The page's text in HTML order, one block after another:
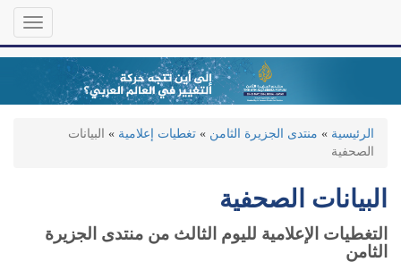
المحتوى
Toggle
الرئيسية » منتدى الجزيرة الثامن » تغطيات إعلامية » البيانات
الصحفية
البيانات الصحفية
التغطيات الإعلامية لليوم الثالث من منتدى الجزيرة
الثامن